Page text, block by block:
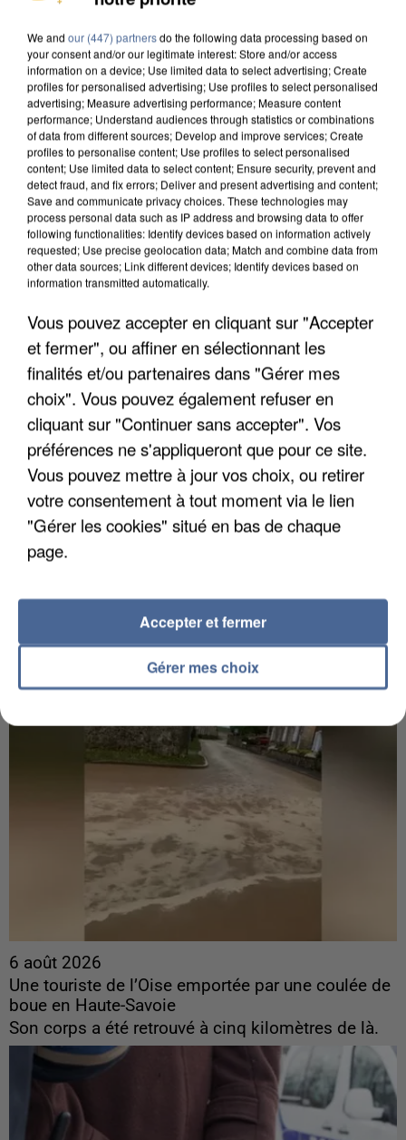
8h00
Un second cadre de la DZ Mafia interpellé en
Algérie
Un cofondateur du réseau avait été interpellé
quelques jours plus tôt.
Gabriel Attal et Raphaël Glucksmann visés par des
Sollicité, Sébastien Lecornu annonce un "travail
commun" avec les partis à la rentrée.
6 août 2026
Une touriste de l’Oise emportée par une coulée de
boue en Haute-Savoie
Son corps a été retrouvé à cinq kilomètres de là.
We and our (447) partnersdo the following data processing based on
your consent and/or our legitimate interest: Store and/or access
information on a device; Use limited data to select advertising; Create
profiles for personalised advertising; Use profiles to select personalised
advertising; Measure advertising performance; Measure content
performance; Understand audiences through statistics or combinations
of data from different sources; Develop and improve services; Create
profiles to personalise content; Use profiles to select personalised
content; Use limited data to select content; Ensure security, prevent and
detect fraud, and fix errors; Deliver and present advertising and content;
Save and communicate privacy choices. These technologies may
process personal data such as IP address and browsing data to offer
following functionalities: Identify devices based on information actively
requested; Use precise geolocation data; Match and combine data from
other data sources; Link different devices; Identify devices based on
information transmitted automatically.
Vous pouvez accepter en cliquant sur "Accepter
et fermer", ou affiner en sélectionnant les
finalités et/ou partenaires dans "Gérer mes
choix". Vous pouvez également refuser en
cliquant sur "Continuer sans accepter". Vos
préférences ne s'appliqueront que pour ce site.
Vous pouvez mettre à jour vos choix, ou retirer
votre consentement à tout moment via le lien
"Gérer les cookies" situé en bas de chaque
page.
Gérer mes choix
Accepter et fermer